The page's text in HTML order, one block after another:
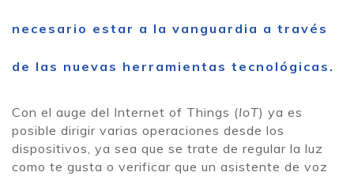
necesario estar a la vanguardia a través
de las nuevas herramientas tecnológicas.
Con el auge del Internet of Things (IoT) ya es
posible dirigir varias operaciones desde los
dispositivos, ya sea que se trate de regular la luz
como te gusta o verificar que un asistente de voz